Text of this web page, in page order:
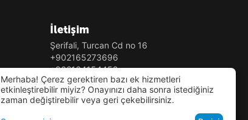
İletişim
Şerifali, Turcan Cd no 16
+902165273696
+902164154452
Pzt-Pzr 9.00 - 22.00
info@tatmix.net
Haritada göster
Merhaba! Çerez gerektiren bazı ek hizmetleri
etkinleştirebilir miyiz? Onayınızı daha sonra istediğiniz
zaman değiştirebilir veya geri çekebilirsiniz.